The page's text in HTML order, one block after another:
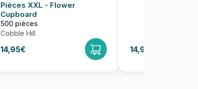
Pièces XXL - Flower
Cupboard
500 pièces
Cobble Hill
14,95€ 14,95€